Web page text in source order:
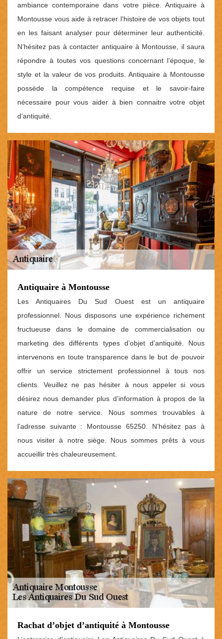
ambiance contemporaine dans votre pièce. Antiquaire à
Montousse vous aide à retracer l’histoire de vos objets tout
en les faisant analyser pour déterminer leur authenticité.
N’hésitez pas à contacter antiquaire à Montousse, il saura
répondre à toutes vos questions concernant l’époque, le
style et la valeur de vos produits. Antiquaire à Montousse
possède la compétence requise et le savoir-faire
nécessaire pour vous aider à bien connaitre votre objet
d’antiquité.
Antiquaire à Montousse
Les Antiquaires Du Sud Ouest est un antiquaire
professionnel. Nous disposons une expérience richement
fructueuse dans le domaine de commercialisation ou
marketing des différents types d’objet d’antiquité. Nous
intervenons en toute transparence dans le but de pouvoir
offrir un service strictement professionnel à tous nos
clients. Veuillez ne pas hésiter à nous appeler si vous
désirez nous demander plus d’information à propos de la
nature de notre service. Nous sommes trouvables à
l’adresse suivante : Montousse 65250. N’hésitez pas à
nous visiter à notre siège. Nous sommes prêts à vous
accueillir très chaleureusement.
Rachat d’objet d’antiquité à Montousse